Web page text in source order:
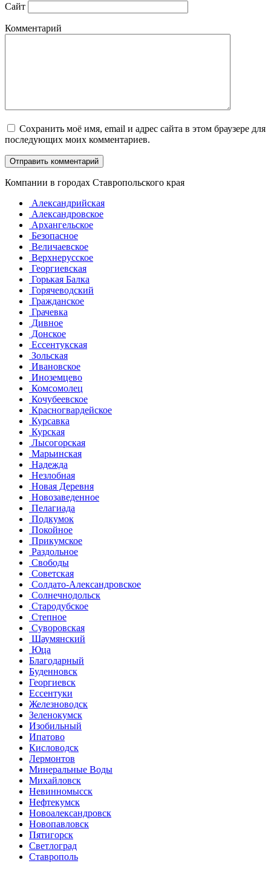
Сайт
Комментарий
Сохранить моё имя, email и адрес сайта в этом браузере для
последующих моих комментариев.
Компании в городах Ставропольского края
Александрийская
Александровское
Архангельское
Безопасное
Величаевское
Верхнерусское
Георгиевская
Горькая Балка
Горячеводский
Гражданское
Грачевка
Дивное
Донское
Ессентукская
Зольская
Ивановское
Иноземцево
Комсомолец
Кочубеевское
Красногвардейское
Курсавка
Курская
Лысогорская
Марьинская
Надежда
Незлобная
Новая Деревня
Новозаведенное
Пелагиада
Подкумок
Покойное
Прикумское
Раздольное
Свободы
Советская
Солдато-Александровское
Солнечнодольск
Стародубское
Степное
Суворовская
Шаумянский
Юца
Благодарный
Буденновск
Георгиевск
Ессентуки
Железноводск
Зеленокумск
Изобильный
Ипатово
Кисловодск
Лермонтов
Минеральные Воды
Михайловск
Невинномысск
Нефтекумск
Новоалександровск
Новопавловск
Пятигорск
Светлоград
Ставрополь